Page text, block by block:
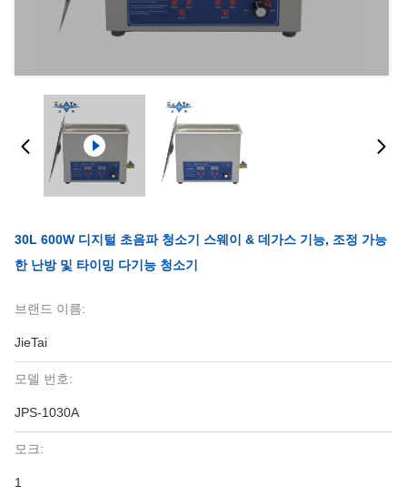
30L 600W 디지털 초음파 청소기 스웨이 & 데가스 기능, 조정 가능
한 난방 및 타이밍 다기능 청소기
브랜드 이름:
JieTai
모델 번호:
JPS-1030A
모크:
1